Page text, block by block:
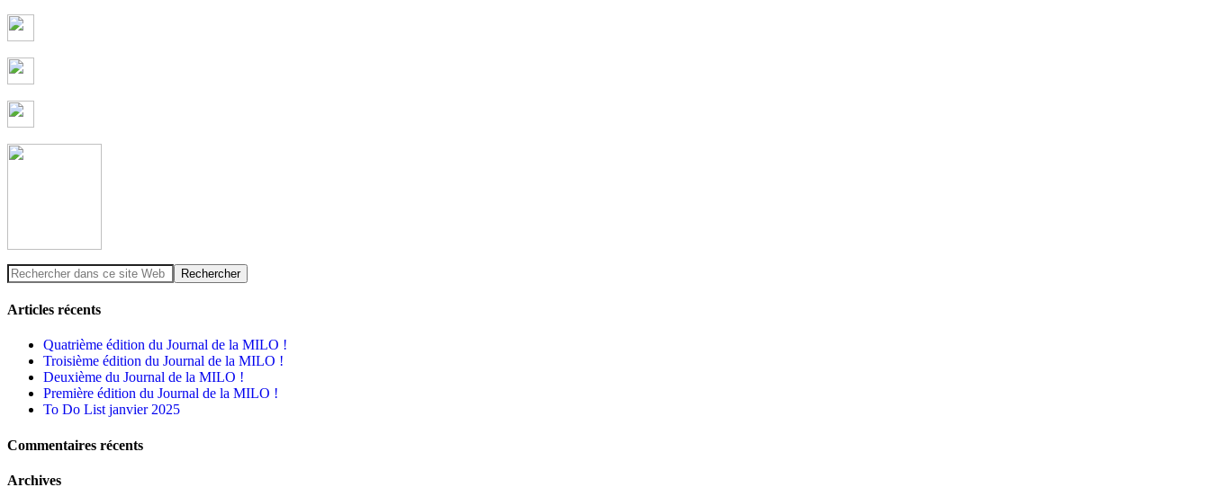
Articles récents
Quatrième édition du Journal de la MILO !
Troisième édition du Journal de la MILO !
Deuxième du Journal de la MILO !
Première édition du Journal de la MILO !
To Do List janvier 2025
Commentaires récents
Archives